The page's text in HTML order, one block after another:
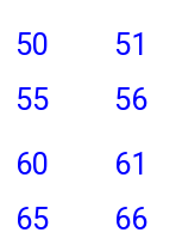
50
51
55
56
60
61
65
66